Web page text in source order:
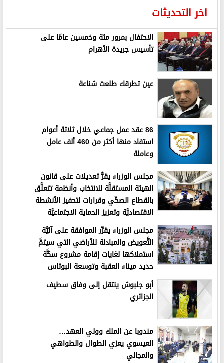
اخر التحديثات
الاحتفال بمرور مئة وخمسين عامًا على
تأسيس جريدة الأهرام
عين تطرقك طلعت شناعة
86 عقد عمل جماعي خلال ثلاثة أعوام
استفاد منها أكثر من 460 ألف عامل
وعاملة
مجلس الوزراء يقرُّ تعديلات على قانون
الهيئة المستقلَّة للانتخاب وأنظمة تتعلَّق
بالقطاع الصحِّي وقرارات لتحفيز الأنشطة
الاقتصاديَّة وتعزيز الحماية الاجتماعيَّة
مجلس الوزراء يقرِّر الموافقة على آليَّة
التَّعويض والمبادلة للأراضي التي سيتمَّ
استملاكها لغايات إقامة مشروع سكَّة
حديد ميناء العقبة وتوسعة البوتاس
أبو جلبوش ينتقل إلى وفاق سطيف
الجزائري
مندوبا عن الملك وولي العهد…
العيسوي يعزي الطوال والطواهي
والمجالي